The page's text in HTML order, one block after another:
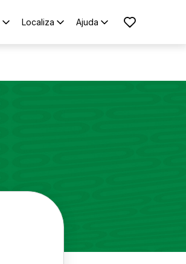
Localiza Ajuda